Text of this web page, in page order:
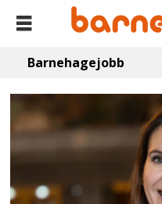
Barnehagejobb
Emne:
byrådet